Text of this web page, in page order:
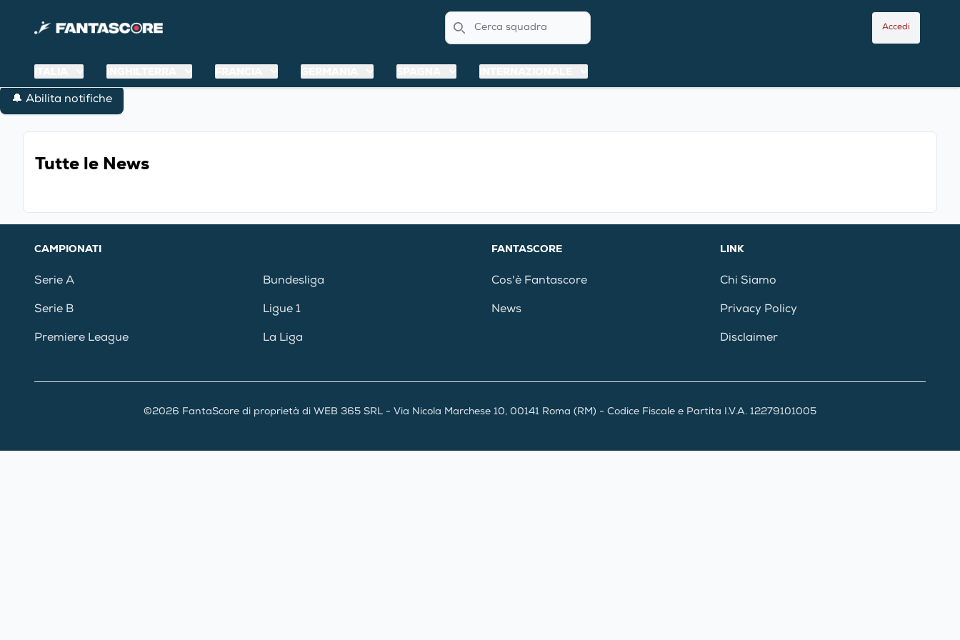
Search
Accedi
🔔 Abilita notifiche
Tutte le News
CAMPIONATI
Serie A
Serie B
Premiere League
Bundesliga
Ligue 1
La Liga
FANTASCORE
Cos'è Fantascore
News
LINK
Chi Siamo
Privacy Policy
Disclaimer
©2026 FantaScore di proprietà di WEB 365 SRL - Via Nicola Marchese 10, 00141 Roma (RM) - Codice Fiscale e Partita I.V.A. 12279101005